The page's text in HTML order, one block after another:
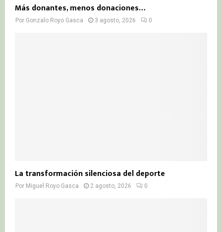
Más donantes, menos donaciones…
Por Gonzalo Royo Gasca 3 agosto, 2026 0
La transformación silenciosa del deporte
Por Miguel Royo Gasca 2 agosto, 2026 0